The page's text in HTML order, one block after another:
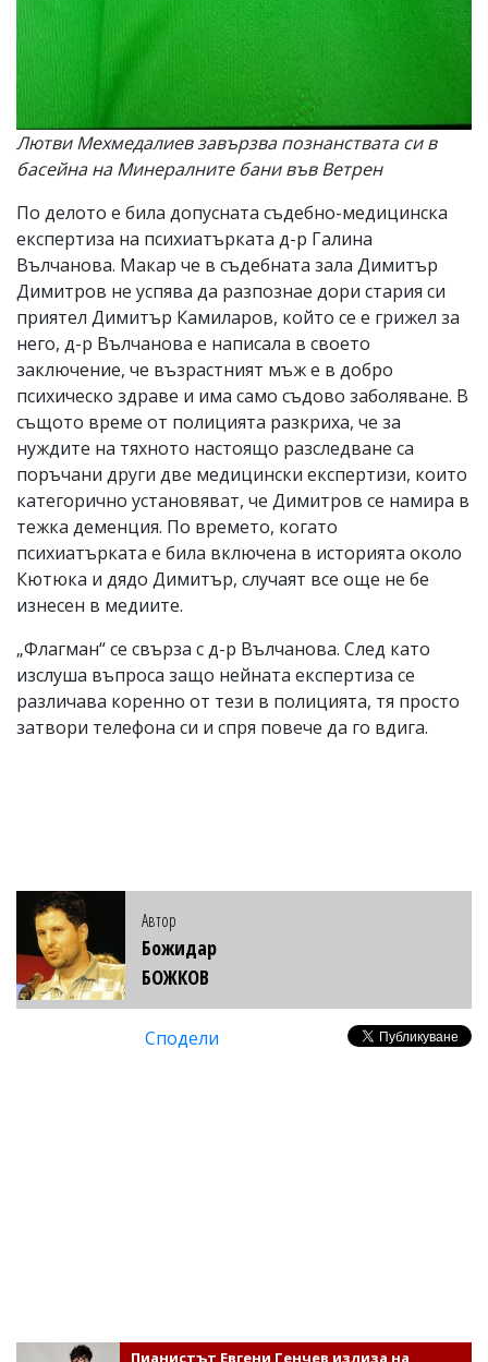
Лютви Мехмедалиев завързва познанствата си в
басейна на Минералните бани във Ветрен
По делото е била допусната съдебно-медицинска
експертиза на психиатърката д-р Галина
Вълчанова. Макар че в съдебната зала Димитър
Димитров не успява да разпознае дори стария си
приятел Димитър Камиларов, който се е грижел за
него, д-р Вълчанова е написала в своето
заключение, че възрастният мъж е в добро
психическо здраве и има само съдово заболяване. В
същото време от полицията разкриха, че за
нуждите на тяхното настоящо разследване са
поръчани други две медицински експертизи, които
категорично установяват, че Димитров се намира в
тежка деменция. По времето, когато
психиатърката е била включена в историята около
Кютюка и дядо Димитър, случаят все още не бе
изнесен в медиите.
„Флагман“ се свърза с д-р Вълчанова. След като
изслуша въпроса защо нейната експертиза се
различава коренно от тези в полицията, тя просто
затвори телефона си и спря повече да го вдига.
Автор
Божидар
БОЖКОВ
Сподели
Пианистът Евгени Генчев излиза на